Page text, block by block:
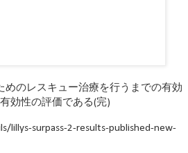
めのレスキュー治療を行うまでの有効
効性の評価である(完)
lillys-surpass-2-results-published-new-